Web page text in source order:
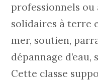
professionnels ou
solidaires à terre
mer, soutien,
dépannage
Cette classe